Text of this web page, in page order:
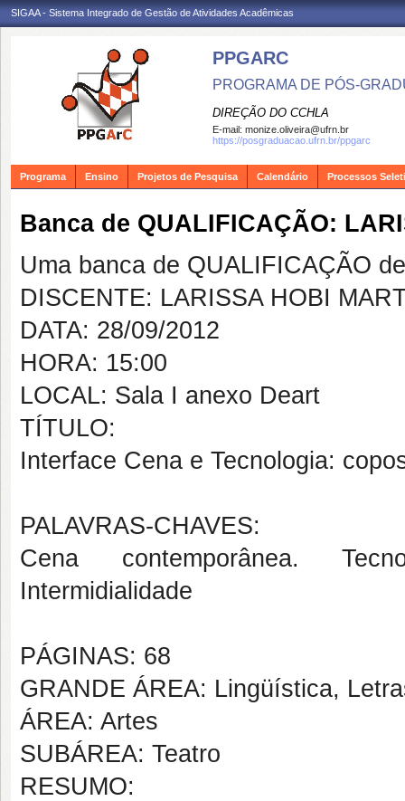
SIGAA - Sistema Integrado de Gestão de Atividades Acadêmicas
PPGARC
PROGRAMA DE PÓS-
DIREÇÃO DO CCHLA
E-mail: monize.oliveira@ufrn.br
https://posgraduacao.ufrn.br/ppgarc
Programa Ensino Projetos de Pesquisa Calendário Processos
Banca de QUALIFICAÇÃO:
Uma banca de QUALIFICAÇÃO
DISCENTE: LARISSA HOBI
DATA: 28/09/2012
HORA: 15:00
LOCAL: Sala I anexo Deart
TÍTULO:
Interface Cena e Tecnologia:
PALAVRAS-CHAVES:
Cena contemporânea.
Intermidialidade
PÁGINAS: 68
GRANDE ÁREA: Lingüística,
ÁREA: Artes
SUBÁREA: Teatro
RESUMO: